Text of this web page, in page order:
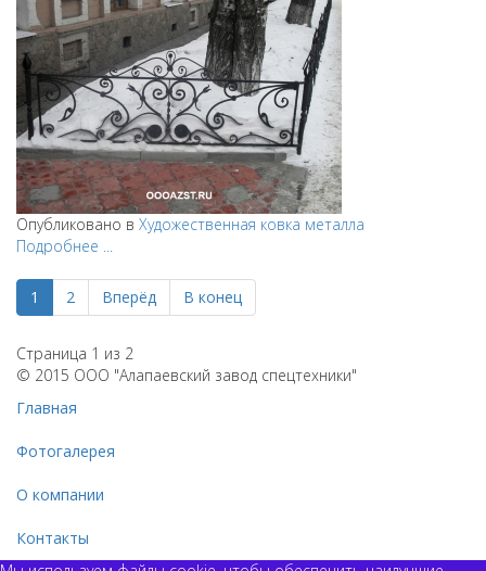
Опубликовано в Художественная ковка металла
Подробнее ...
1 2 Вперёд В конец
Страница 1 из 2
© 2015 ООО "Алапаевский завод спецтехники"
Главная
Фотогалерея
О компании
Контакты